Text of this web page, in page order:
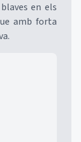
en els
amb forta